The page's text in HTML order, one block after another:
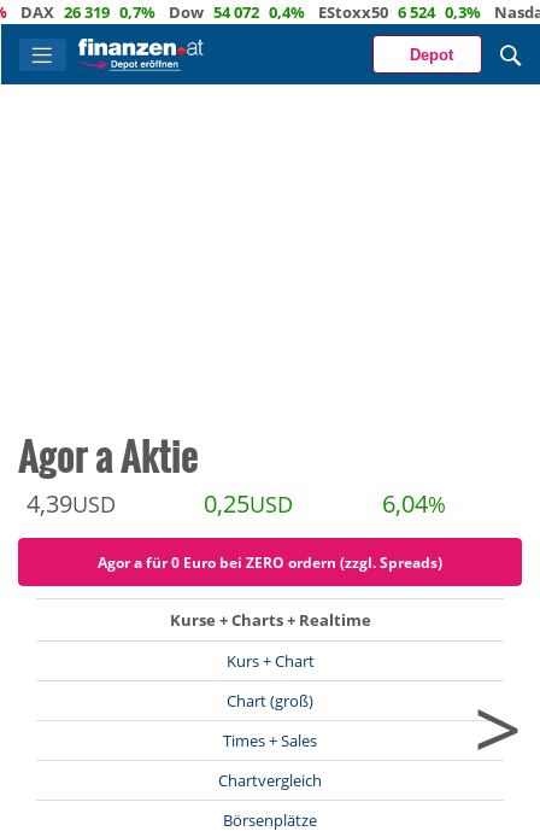
26 319 0,7% Dow 54 072 0,4% EStoxx50 6 524 0,3% Nasdaq
Depot
Agor a Aktie
4,39USD 0,25USD 6,04%
Agor a für 0 Euro bei ZERO ordern (zzgl. Spreads)
Kurse + Charts + Realtime
Kurs + Chart
Chart (groß)
Times + Sales
Chartvergleich
Börsenplätze
>